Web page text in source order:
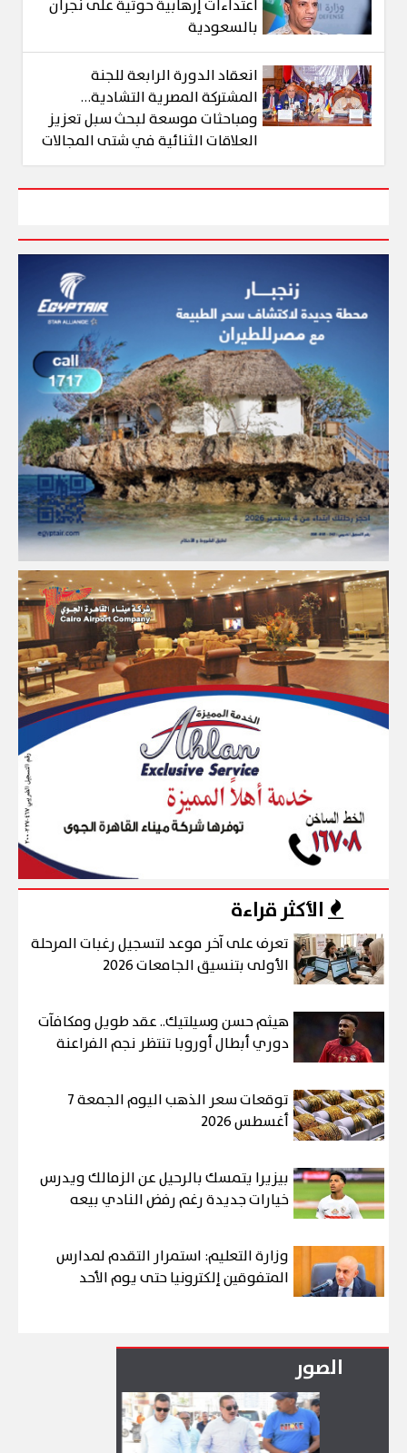
اعتداءات إرهابية حوثية على نجران
بالسعودية
انعقاد الدورة الرابعة للجنة
المشتركة المصرية التشادية…
ومباحثات موسعة لبحث سبل تعزيز
العلاقات الثنائية في شتى المجالات
الأكثر قراءة
تعرف على آخر موعد لتسجيل رغبات المرحلة
الأولى بتنسيق الجامعات 2026
هيثم حسن وسيلتيك.. عقد طويل ومكافآت
دوري أبطال أوروبا تنتظر نجم الفراعنة
توقعات سعر الذهب اليوم الجمعة 7
أغسطس 2026
بيزيرا يتمسك بالرحيل عن الزمالك ويدرس
خيارات جديدة رغم رفض النادي بيعه
وزارة التعليم: استمرار التقدم لمدارس
المتفوقين إلكترونيا حتى يوم الأحد
الصور